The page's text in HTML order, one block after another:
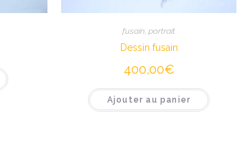
fusain portrait
Dessin fusain
400,00€
Ajouter au panier